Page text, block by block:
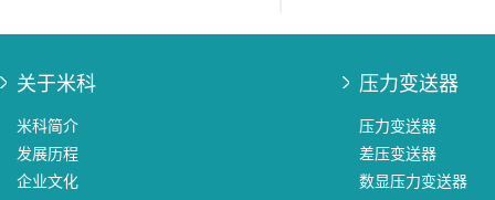
关于米科
米科简介
发展历程
企业文化
压力变送器
压力变送器
差压变送器
数显压力变送器